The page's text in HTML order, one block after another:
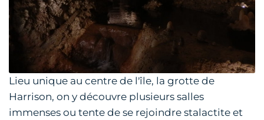
Lieu unique au centre de l'île, la grotte de
Harrison, on y découvre plusieurs salles
immenses ou tente de se rejoindre stalactite et